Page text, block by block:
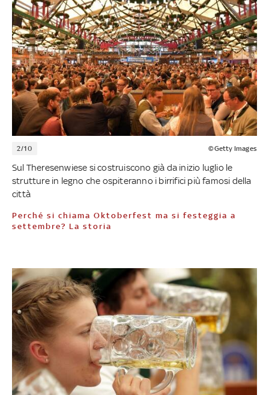
2/10 ©Getty Images
Sul Theresenwiese si costruiscono già da inizio luglio le
strutture in legno che ospiteranno i birrifici più famosi della
città
Perché si chiama Oktoberfest ma si festeggia a
settembre? La storia